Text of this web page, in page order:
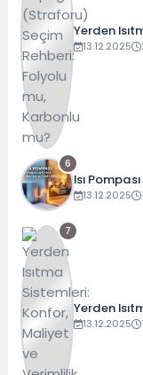
Yerden
Folyolu mu,
13.12.2025
6
Isı
Teknolojisi
13.12.2025
7
Yerden
Verimlilik
13.12.2025